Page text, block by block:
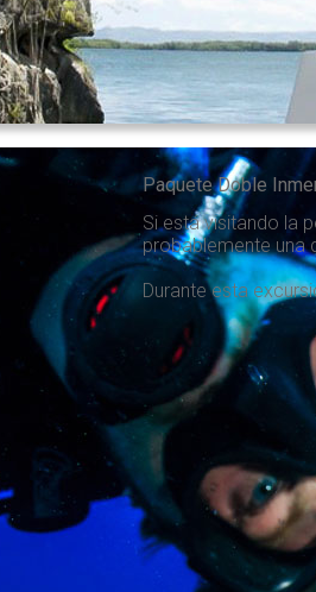
Paquete Doble
Si está visitando la
probablemente una
Durante esta